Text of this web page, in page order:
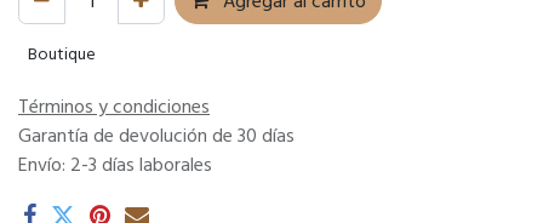
Boutique
Términos y condiciones
Garantía de devolución de 30 días
Envío: 2-3 días laborales